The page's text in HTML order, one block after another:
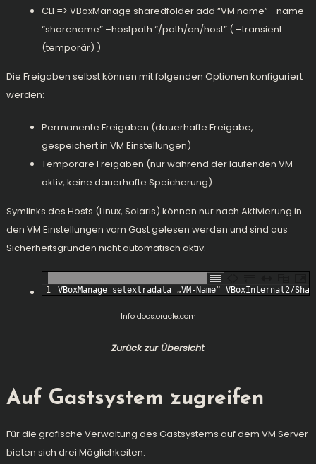
CLI => VBoxManage sharedfolder add “VM name” –name
“sharename” –hostpath “/path/on/host” ( –transient
(temporär) )
Die Freigaben selbst können mit folgenden Optionen konfiguriert
werden:
Permanente Freigaben (dauerhafte Freigabe,
gespeichert in VM Einstellungen)
Temporäre Freigaben (nur während der laufenden VM
aktiv, keine dauerhafte Speicherung)
Symlinks des Hosts (Linux, Solaris) können nur nach Aktivierung in
den VM Einstellungen vom Gast gelesen werden und sind aus
Sicherheitsgründen nicht automatisch aktiv.
1 VBoxManage setextradata „VM - Name“ VBoxInternal2/
Info docs.oracle.com
Zurück zur Übersicht
Auf Gastsystem zugreifen
Für die grafische Verwaltung des Gastsystems auf dem VM Server
bieten sich drei Möglichkeiten.